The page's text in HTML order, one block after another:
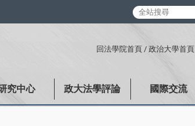
回法學院首頁 / 政治大學首頁
究中心 政大法學評論 國際交流